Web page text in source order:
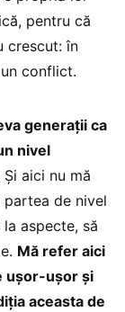
pentru că
crescut: în
conflict.
generații ca
nivel
Și aici nu mă
de nivel
aspecte, să
Mă refer aici
ușor-ușor și
aceasta de